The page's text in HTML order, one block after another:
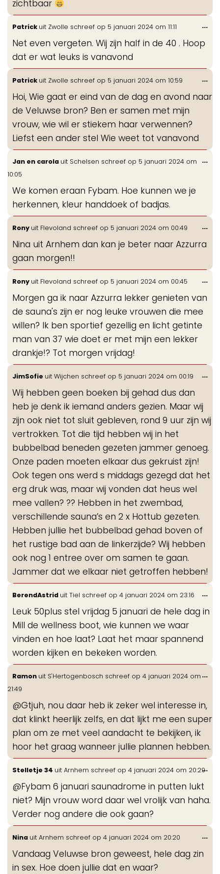
zichtbaar
Patrick uit Zwolle schreef op 5 januari 2024 om 11:11
Net even vergeten. Wij zijn half in de 40 . Hoop
dat er wat leuks is vanavond
...
Patrick uit Zwolle schreef op 5 januari 2024 om 10:59
Hoi, Wie gaat er eind van de dag en avond naar
de Veluwse bron? Ben er samen met mijn
vrouw, wie wil er stiekem haar verwennen?
Liefst een ander stel Wie weet tot vanavond
...
Jan en carola uit Schelsen schreef op 5 januari 2024 om
10:05
We komen eraan Fybam. Hoe kunnen we je
herkennen, kleur handdoek of badjas.
...
Rony uit Flevoland schreef op 5 januari 2024 om 00:49
Nina uit Arnhem dan kan je beter naar Azzurra
gaan morgen!!
...
Rony uit Flevoland schreef op 5 januari 2024 om 00:45
Morgen ga ik naar Azzurra lekker genieten van
de sauna's zijn er nog leuke vrouwen die mee
willen? Ik ben sportief gezellig en licht getinte
man van 37 wie doet er met mijn een lekker
drankje!? Tot morgen vrijdag!
...
JimSofie uit Wijchen schreef op 5 januari 2024 om 00:19
Wij hebben geen boeken bij gehad dus dan
heb je denk ik iemand anders gezien. Maar wij
zijn ook niet tot sluit gebleven, rond 9 uur zijn wij
vertrokken. Tot die tijd hebben wij in het
bubbelbad beneden gezeten jammer genoeg.
Onze paden moeten elkaar dus gekruist zijn!
Ook tegen ons werd s middags gezegd dat het
erg druk was, maar wij vonden dat heus wel
mee vallen? ?? Hebben in het zwembad,
verschillende sauna’s en 2 x Hottub gezeten.
Hebben jullie het bubbelbad gehad boven of
het rustige bad aan de linkerzijde? Wij hebben
ook nog 1 entree over om samen te gaan.
Jammer dat we elkaar niet getroffen hebben!
...
BerendAstrid uit Tiel schreef op 4 januari 2024 om 23:16
Leuk 50plus stel vrijdag 5 januari de hele dag in
Mill de wellness boot, wie kunnen we waar
vinden en hoe laat? Laat het maar spannend
worden kijken en bekeken worden.
...
Ramon uit S'Hertogenbosch schreef op 4 januari 2024 om
21:49
@Gtjuh, nou daar heb ik zeker wel interesse in,
dat klinkt heerlijk zelfs, en dat lijkt me een super
plan om ze met veel aandacht te bekijken, ik
hoor het graag wanneer jullie plannen hebben.
...
Stelletje 34 uit Arnhem schreef op 4 januari 2024 om 20:29
@Fybam 6 januari saunadrome in putten lukt
niet? Mijn vrouw word daar wel vrolijk van haha.
Verder nog andere die ook gaan?
...
Nina uit Arnhem schreef op 4 januari 2024 om 20:20
Vandaag Veluwse bron geweest, hele dag zin
in sex. Hoe doen jullie dat en waar?
...